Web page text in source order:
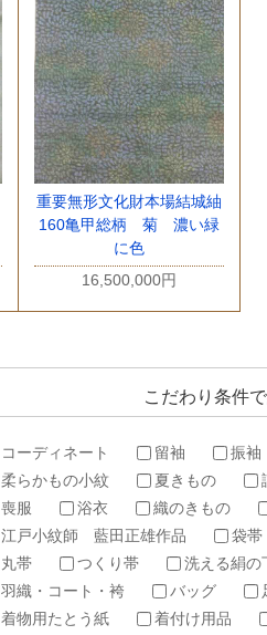
重要無形文化財本場結城紬
160亀甲総柄 菊 濃い緑
に色
16,500,000円
こだわり条件
コーディネート 留袖 振袖
柔らかもの小紋
夏きもの
喪服
浴衣 織のきもの
江戸小紋師 藍田正雄作品
袋帯
丸帯
つくり帯 洗える絹の
羽織・コート・袴
バッグ
着物用たとう紙
着付け用品